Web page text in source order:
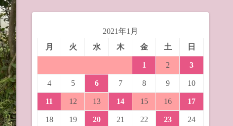
2021年1月
月
火 水 木 金 土 日
1 2 3
4 5 6 7 8 9 10
11 12 13 14 15 16 17
18 19 20 21 22 23 24